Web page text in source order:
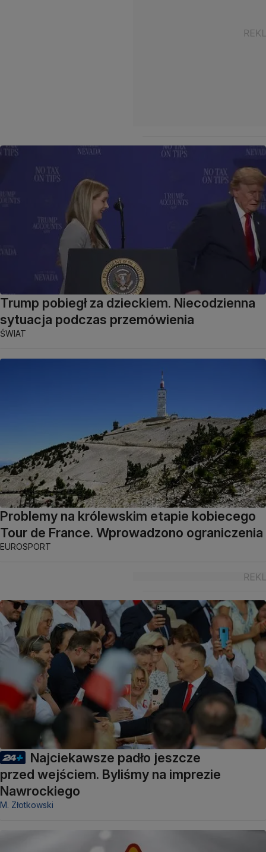
Trump pobiegł za dzieckiem. Niecodzienna
sytuacja podczas przemówienia
ŚWIAT
Problemy na królewskim etapie kobiecego
Tour de France. Wprowadzono ograniczenia
EUROSPORT
Najciekawsze padło jeszcze
przed wejściem. Byliśmy na imprezie
Nawrockiego
M. Złotkowski